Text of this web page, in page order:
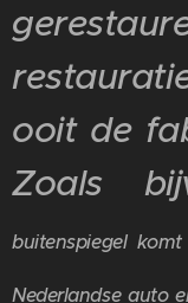
ooit de
Zoals
buitenspiegel
Nederlandse auto